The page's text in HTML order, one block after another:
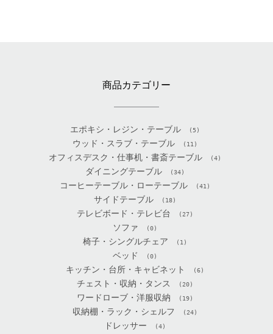
商品カテゴリー
エポキシ・レジン・テーブル (5)
ウッド・スラブ・テーブル (11)
オフィスデスク・仕事机・書斎テーブル (4)
ダイニングテーブル (34)
コーヒーテーブル・ローテーブル (41)
サイドテーブル (18)
テレビボード・テレビ台 (27)
ソファ (0)
椅子・シングルチェア (1)
ベッド (0)
キッチン・台所・キャビネット (6)
チェスト・収納・タンス (20)
ワードローブ・洋服収納 (19)
収納棚・ラック・シェルフ (24)
ドレッサー (4)